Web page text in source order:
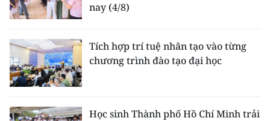
nay (4/8)
Tích hợp trí tuệ nhân tạo vào từng
chương trình đào tạo đại học
Học sinh Thành phố Hồ Chí Minh trải